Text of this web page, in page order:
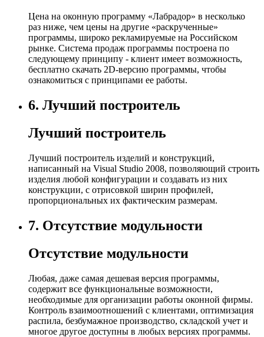
Цена на оконную программу «Лабрадор» в несколько
раз ниже, чем цены на другие «раскрученные»
программы, широко рекламируемые на Российском
рынке. Система продаж программы построена по
следующему принципу - клиент имеет возможность,
бесплатно скачать 2D-версию программы, чтобы
ознакомиться с принципами ее работы.
6. Лучший построитель
Лучший построитель
Лучший построитель изделий и конструкций,
написанный на Visual Studio 2008, позволяющий строить
изделия любой конфигурации и создавать из них
конструкции, с отрисовкой ширин профилей,
пропорциональных их фактическим размерам.
7. Отсутствие модульности
Отсутствие модульности
Любая, даже самая дешевая версия программы,
содержит все функциональные возможности,
необходимые для организации работы оконной фирмы.
Контроль взаимоотношений с клиентами, оптимизация
распила, безбумажное производство, складской учет и
многое другое доступны в любых версиях программы.